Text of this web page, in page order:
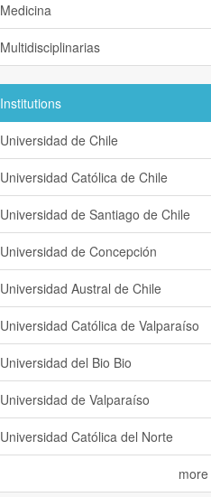
Medicina
Multidisciplinarias
Institutions
Universidad de Chile
Universidad Católica de Chile
Universidad de Santiago de Chile
Universidad de Concepción
Universidad Austral de Chile
Universidad Católica de Valparaíso
Universidad del Bio Bio
Universidad de Valparaíso
Universidad Católica del Norte
more